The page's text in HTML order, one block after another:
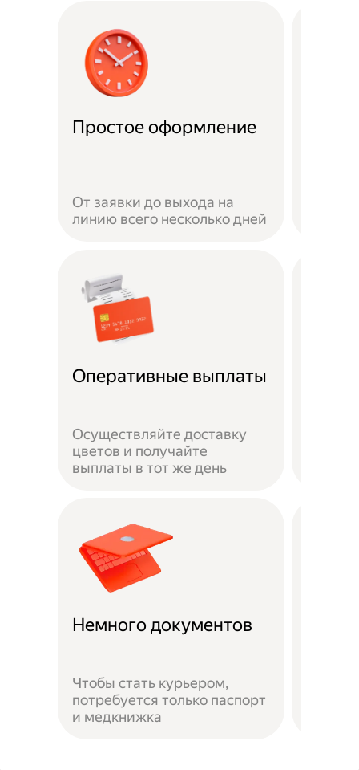
Простое оформление
От заявки до выхода на
линию всего несколько дней
Оперативные выплаты
Осуществляйте доставку
цветов и получайте
выплаты в тот же день
Немного документов
Чтобы стать курьером,
потребуется только паспорт
и медкнижка